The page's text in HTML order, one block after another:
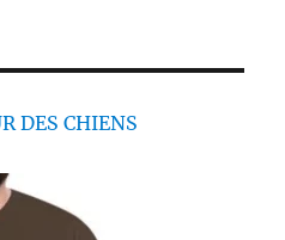
DES CHIENS